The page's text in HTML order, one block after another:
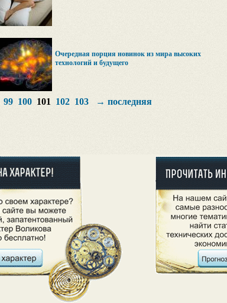
Очередная порция новинок из мира высоких
технологий и будущего
99 100 101 102 103 → последняя